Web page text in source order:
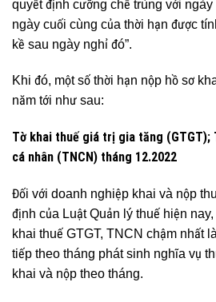
quyết định cưỡng chế trùng với
ngày cuối cùng của thời hạn được
kề sau ngày nghỉ đó”.
Khi đó, một số thời hạn nộp hồ sơ
năm tới như sau:
Tờ khai thuế giá trị gia tăng
cá nhân (TNCN) tháng 12.2022
Đối với doanh nghiệp khai và nộp
định của Luật Quản lý thuế hiện
khai thuế GTGT, TNCN chậm nhất
tiếp theo tháng phát sinh nghĩa vụ
khai và nộp theo tháng.